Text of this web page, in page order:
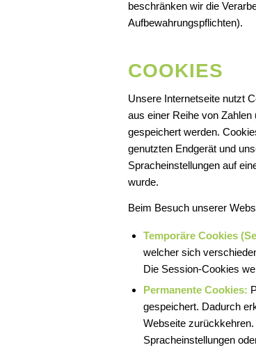
beschränken wir die
Aufbewahrungspflichten).
COOKIES
Unsere Internetseite nutzt
aus einer Reihe von
gespeichert werden.
genutzten Endgerät und
Spracheinstellungen auf
wurde.
Beim Besuch unserer
Temporäre Cookies
welcher sich
Die Session-Cookies
Permanente Cookies:
gespeichert. Dadurch
Webseite
Spracheinstellungen